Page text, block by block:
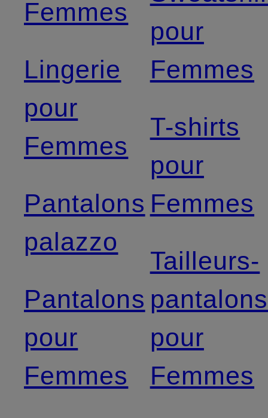
Femmes
Lingerie
pour
Femmes
Pantalons
palazzo
Pantalons
pour
Femmes
pour
Femmes
T-shirts
pour
Femmes
Tailleurs-
pantalons
pour
Femmes